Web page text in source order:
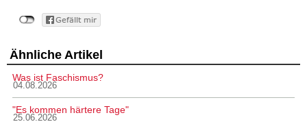
Ähnliche Artikel
Was ist Faschismus?
04.08.2026
"Es kommen härtere Tage"
25.06.2026